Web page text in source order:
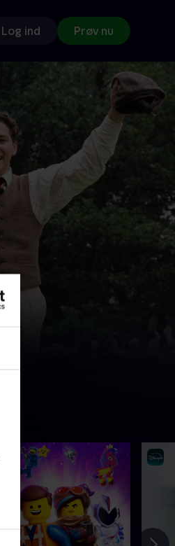
Log ind Prøv nu